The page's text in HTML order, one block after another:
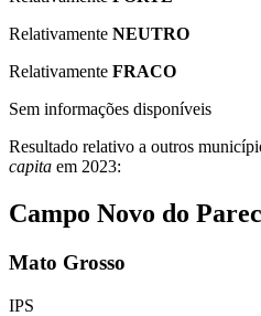
Relativamente NEUTRO
Relativamente FRACO
Sem informações disponíveis
Resultado relativo a outros
capita em 2023:
Campo Novo do
Mato Grosso
IPS